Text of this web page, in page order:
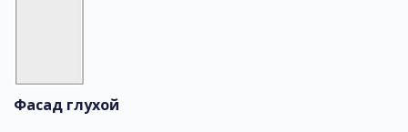
Фасад глухой